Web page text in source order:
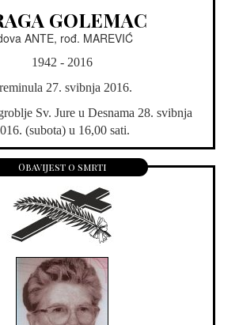
GOLEMAC
ANTE, rođ. MAREVIĆ
1942 - 2016
27. svibnja 2016.
Sv. Jure u Desnama 28. svibnja
(subota) u 16,00 sati.
Obavijest o smrti